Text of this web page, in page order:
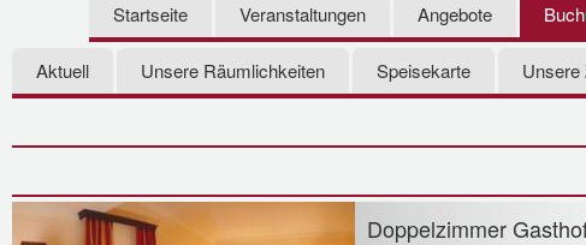
Startseite Veranstaltungen Angebote
Aktuell Unsere Räumlichkeiten Speisekarte
Doppelzimmer